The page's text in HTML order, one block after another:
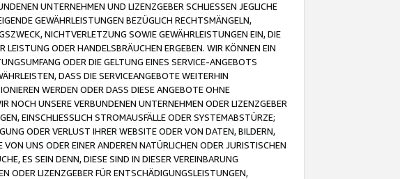
UNTERNEHMEN UND LIZENZGEBER SCHLIESSEN JEGLICHE
GEWÄHRLEISTUNGEN BEZÜGLICH RECHTSMÄNGELN,
NICHTVERLETZUNG SOWIE GEWÄHRLEISTUNGEN EIN, DIE
ODER HANDELSBRÄUCHEN ERGEBEN. WIR KÖNNEN EIN
ODER DIE GELTUNG EINES SERVICE-ANGEBOTS
DASS DIE SERVICEANGEBOTE WEITERHIN
WERDEN ODER DASS DIESE ANGEBOTE OHNE
NOCH UNSERE VERBUNDENEN UNTERNEHMEN ODER LIZENZGEBER
EINSCHLIESSLICH STROMAUSFÄLLE ODER SYSTEMABSTÜRZE;
ODER VERLUST IHRER WEBSITE ODER VON DATEN, BILDERN,
UNS ODER EINER ANDEREN NATÜRLICHEN ODER JURISTISCHEN
ES SEIN DENN, DIESE SIND IN DIESER VEREINBARUNG
ODER LIZENZGEBER FÜR ENTSCHÄDIGUNGSLEISTUNGEN,